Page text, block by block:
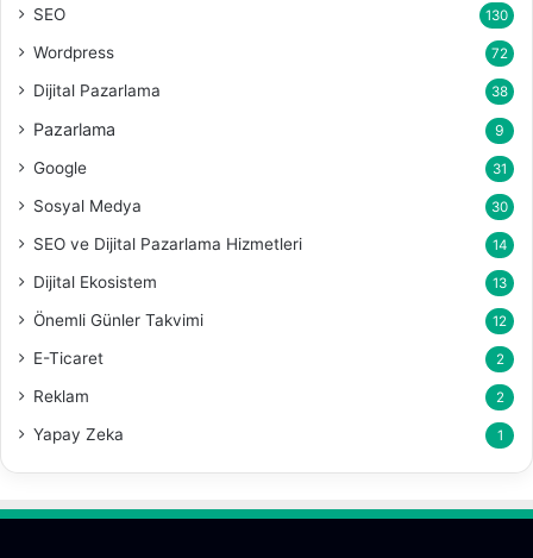
SEO 130
Wordpress 72
Dijital Pazarlama 38
Pazarlama 9
Google 31
Sosyal Medya 30
SEO ve Dijital Pazarlama Hizmetleri 14
Dijital Ekosistem 13
Önemli Günler Takvimi 12
E-Ticaret 2
Reklam 2
Yapay Zeka 1